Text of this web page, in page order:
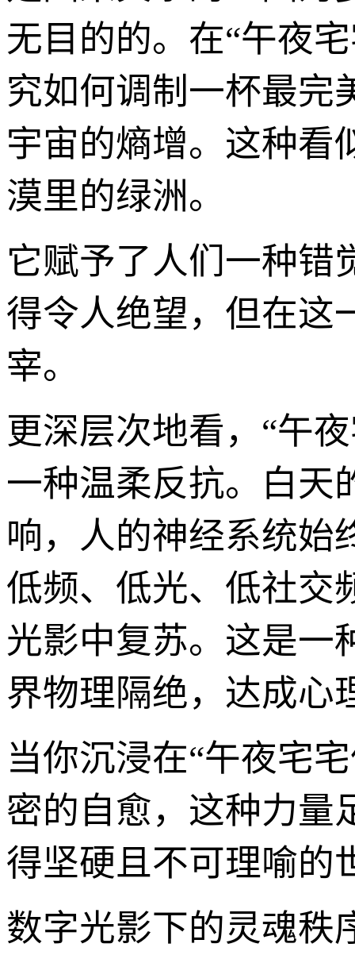
无目的的。在“午夜
究如何调制一杯最完
宇宙的熵增。这种看
漠里的绿洲。
它赋予了人们一种错
得令人绝望，但在这
宰。
更深层次地看，“午
一种温柔反抗。白天
响，人的神经系统始
低频、低光、低社交
光影中复苏。这是一
界物理隔绝，达成心
当你沉浸在“午夜宅
密的自愈，这种力量
得坚硬且不可理喻的
数字光影下的灵魂